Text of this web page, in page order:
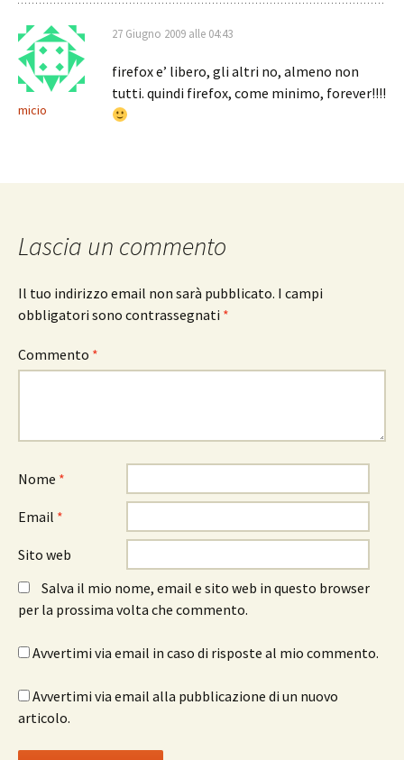
micio
27 Giugno 2009 alle 04:43
firefox e’ libero, gli altri no, almeno non
tutti. quindi firefox, come minimo, forever!!!!
Lascia un commento
Il tuo indirizzo email non sarà pubblicato. I campi
obbligatori sono contrassegnati *
Commento *
Nome *
Email *
Sito web
Salva il mio nome, email e sito web in questo browser
per la prossima volta che commento.
Avvertimi via email in caso di risposte al mio commento.
Avvertimi via email alla pubblicazione di un nuovo
articolo.